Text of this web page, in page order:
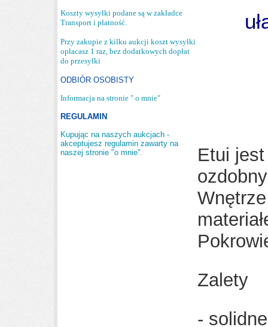
Koszty wysyłki podane są w zakładce
Transport i płatność.
Przy zakupie z kilku aukcji koszt wysyłki
opłacasz 1 raz, bez dodatkowych dopłat
do przesyłki
ODBIÓR OSOBISTY
Informacja na stronie " o mnie"
REGULAMIN
Kupując na naszych aukcjach -
akceptujesz regulamin zawarty na
naszej stronie "o mnie".
Etui
Zalety
-